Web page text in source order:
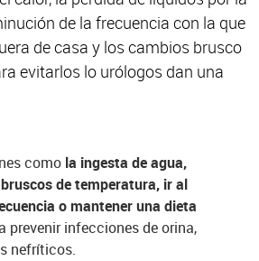
de la frecuencia con la que
de casa y los cambios brusco
evitarlos lo urólogos dan una
como la ingesta de agua,
de temperatura, ir al
o mantener una dieta
prevenir infecciones de orina,
nefríticos.